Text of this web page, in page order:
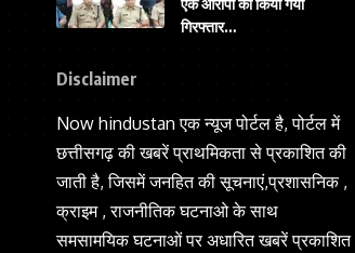
एक आरोपी को किया गया
गिरफ्तार…
Disclaimer
Now hindustan एक न्यूज पोर्टल है, पोर्टल में
छत्तीसगढ़ की खबरें प्राथमिकता से प्रकाशित की
जाती है, जिसमें जनहित की सूचनाएं,प्रशासनिक ,
क्राइम , राजनीतिक घटनाओ के साथ
समसामयिक घटनाओं पर अधारित खबरें प्रकाशित